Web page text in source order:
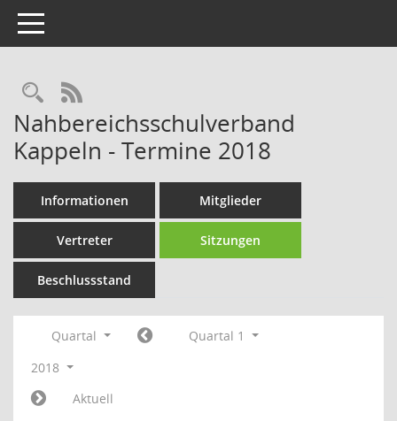
Toggle navigation
Rechercheauswahl
RSS-Feed
Nahbereichsschulverband
Kappeln - Termine 2018
Informationen Mitglieder
Vertreter Sitzungen
Beschlussstand
Quartal
Quartal 1
2018
Aktuell